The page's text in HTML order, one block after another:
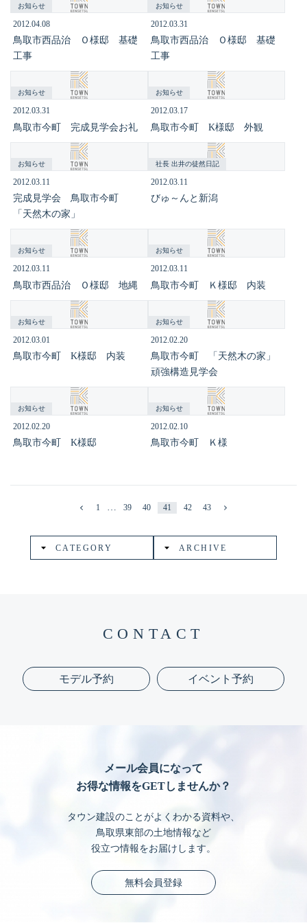
お知らせ
2012.04.08
鳥取市西品治 Ｏ様邸 基礎
工事
お知らせ
2012.03.31
鳥取市西品治 Ｏ様邸 基礎
工事
お知らせ
2012.03.31
鳥取市今町 完成見学会お礼
お知らせ
2012.03.17
鳥取市今町 K様邸 外観
お知らせ
2012.03.11
完成見学会 鳥取市今町
「天然木の家」
社長 出井の徒然日記
2012.03.11
びゅ～んと新潟
お知らせ
2012.03.11
鳥取市西品治 Ｏ様邸 地縄
お知らせ
2012.03.11
鳥取市今町 Ｋ様邸 内装
お知らせ
2012.03.01
鳥取市今町 K様邸 内装
お知らせ
2012.02.20
鳥取市今町 「天然木の家」
頑強構造見学会
お知らせ
2012.02.20
鳥取市今町 K様邸
お知らせ
2012.02.10
鳥取市今町 Ｋ様
1 … 39 40 41 42 43
CATEGORY ARCHIVE
CONTACT
モデル予約 イベント予約
メール会員になって
お得な情報をGETしませんか？
タウン建設のことがよくわかる資料や、
鳥取県東部の土地情報など
役立つ情報をお届けします。
無料会員登録